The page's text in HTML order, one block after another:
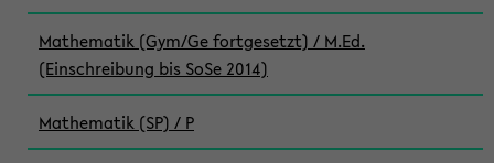
Mathematik (Gym/Ge fortgesetzt) / M.Ed.
(Einschreibung bis SoSe 2014)
Mathematik (SP) / P